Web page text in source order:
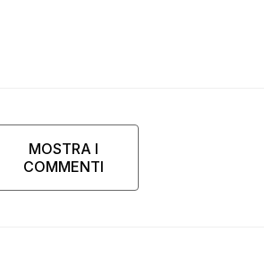
MOSTRA I
COMMENTI